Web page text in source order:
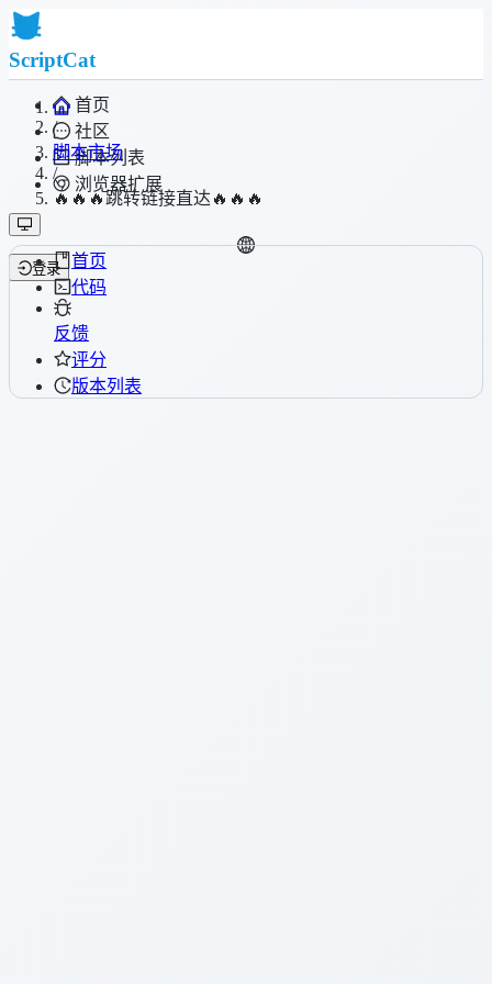
ScriptCat
首页
社区
脚本列表
浏览器扩展
登录
/
脚本市场
/
🔥🔥🔥跳转链接直达🔥🔥🔥
首页
代码
反馈
评分
版本列表